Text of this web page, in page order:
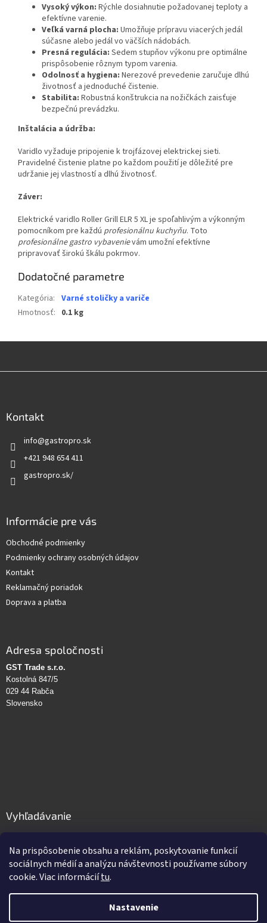
Na prispôsobenie obsahu a reklám, poskytovanie funkcií
sociálnych médií a analýzu návštevnosti používame súbory
cookie. Viac informáciítu.
Nastavenie
Vysoký výkon: Rýchle dosiahnutie požadovanej teploty a
efektívne varenie.
Veľká varná plocha: Umožňuje prípravu viacerých jedál
súčasne alebo jedál vo väčších nádobách.
Presná regulácia: Sedem stupňov výkonu pre optimálne
prispôsobenie rôznym typom varenia.
Odolnosť a hygiena: Nerezové prevedenie zaručuje dlhú
životnosť a jednoduché čistenie.
Stabilita: Robustná konštrukcia na nožičkách zaisťuje
bezpečnú prevádzku.
Inštalácia a údržba:
Varidlo vyžaduje pripojenie k trojfázovej elektrickej sieti.
Pravidelné čistenie platne po každom použití je dôležité pre
udržanie jej vlastností a dlhú životnosť.
Záver:
Elektrické varidlo Roller Grill ELR 5 XL je spoľahlivým a výkonným
pomocníkom pre každú profesionálnu kuchyňu. Toto
profesionálne gastro vybavenievám umožní efektívne
pripravovať širokú škálu pokrmov.
Dodatočné parametre
Kategória: Varné stoličky a variče
Hmotnosť: 0.1 kg
Kontakt
info@gastropro.sk
+421 948 654 411
gastropro.sk/
Informácie pre vás
Obchodné podmienky
Podmienky ochrany osobných údajov
Kontakt
Reklamačný poriadok
Doprava a platba
Adresa spoločnosti
GST Trade s.r.o.
Kostolná 847/5
029 44 Rabča
Slovensko
Vyhľadávanie
HĽADAŤ